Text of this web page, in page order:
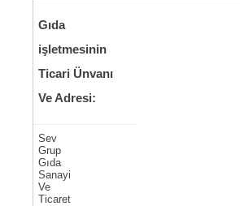
Gıda
işletmesinin
Ticari Ünvanı
Ve Adresi:
Sev
Grup
Gıda
Sanayi
Ve
Ticaret